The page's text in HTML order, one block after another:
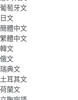
葡萄牙文
日文
簡體中文
繁體中文
韓文
俄文
瑞典文
土耳其文
荷蘭文